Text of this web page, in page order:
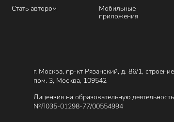
Стать автором
Мобильные
приложения
г. Москва, пр-кт Рязанский, д. 86/1,
пом. 3, Москва, 109542
Лицензия на образовательную деятельность
№Л035-01298-77/00554994